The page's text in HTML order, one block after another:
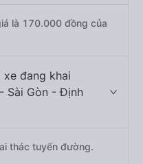
là 170.000 đồng của
xe đang khai
Sài Gòn - Định
thác tuyến đường.